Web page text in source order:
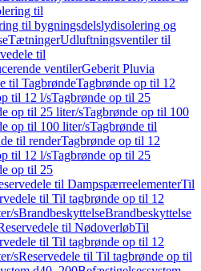
til
til bygningsdelslydisolering og
TætningerUdluftningsventiler til
til
ventilerGeberit Pluvia
til TagbrøndeTagbrønde op til 12
til 12 l/sTagbrønde op til 25
op til 25 liter/sTagbrønde op til 100
op til 100 liter/sTagbrønde til
til renderTagbrønde op til 12
til 12 l/sTagbrønde op til 25
op til 25
til DampspærreelementerTil
til Til tagbrønde op til 12
sBrandbeskyttelseBrandbeskyttelse
til NødoverløbTil
til Til tagbrønde op til 12
sReservedele til Til tagbrønde op til